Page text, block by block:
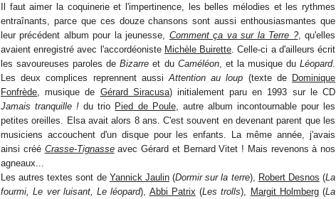
Il faut aimer la coquinerie et l'impertinence, les belles mélodies et les rythmes
entraînants, parce que ces douze chansons sont aussi enthousiasmantes que
leur précédent album pour la jeunesse, Comment ça va sur la Terre ?, qu'elles
avaient enregistré avec l'accordéoniste Michèle Buirette . Celle-ci a d'ailleurs écrit
les savoureuses paroles deBizarre et du Caméléon, et la musique duLéopard.
Les deux complices reprennent aussi Attention au loup (texte de Dominique
Fonfrède , musique de Gérard Siracusa) initialement paru en 1993 sur le CD
Jamais tranquille ! du trio Pied de Poule, autre album incontournable pour les
petites oreilles. Elsa avait alors 8 ans. C'est souvent en devenant parent que les
musiciens accouchent d'un disque pour les enfants. La même année, j'avais
ainsi créé Crasse-Tignasseavec Gérard et Bernard Vitet ! Mais revenons à nos
agneaux...
Les autres textes sont de Yannick Jaulin(Dormir sur la terre), Robert Desnos (La
fourmi, Le ver luisant, Le léopard), Abbi Patrix (Les trolls), Margit Holmberg(La